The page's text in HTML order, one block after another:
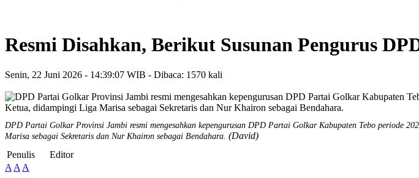
Resmi Disahkan, Berikut Susunan Pengurus
Senin, 22 Juni 2026 - 14:39:07 WIB - Dibaca: 1570 kali
DPD Partai Golkar Provinsi Jambi resmi mengesahkan kepengurusan DPD Partai Golkar Kabupaten Tebo periode
Marisa sebagai Sekretaris dan Nur Khairon sebagai Bendahara. (David)
Penulis
Editor
A A A